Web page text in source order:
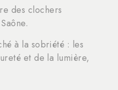
des clochers
à la sobriété : les
et de la lumière,